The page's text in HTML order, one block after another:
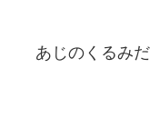
あじのくるみ